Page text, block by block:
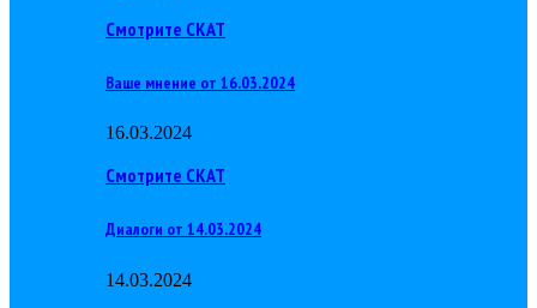
Смотрите СКАТ
Ваше мнение от 16.03.2024
16.03.2024
Смотрите СКАТ
Диалоги от 14.03.2024
14.03.2024